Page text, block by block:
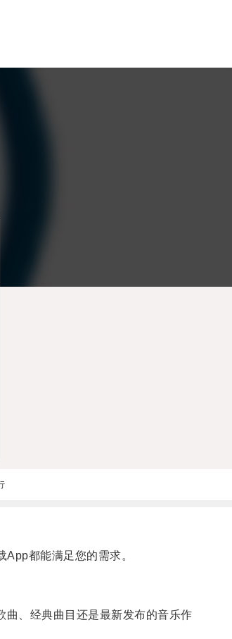
都能满足您的需求。
、经典曲目还是最新发布的音乐作